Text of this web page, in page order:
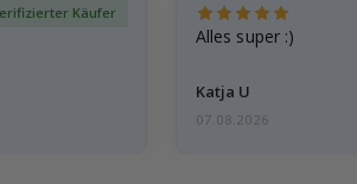
Käufer
Alles super :)
Katja U
07.08.2026